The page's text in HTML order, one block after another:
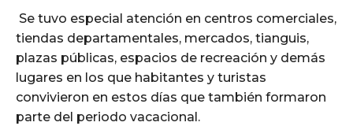
Se tuvo especial atención en centros comerciales,
tiendas departamentales, mercados, tianguis,
plazas públicas, espacios de recreación y demás
lugares en los que habitantes y turistas
convivieron en estos días que también formaron
parte del periodo vacacional.